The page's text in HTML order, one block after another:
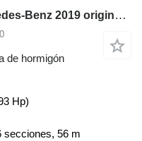
Putzmeister en el chasis Mercedes-Benz 2019 original zoomlion concrete pump 56m euro 5
de hormigón
Hp)
secciones, 56 m